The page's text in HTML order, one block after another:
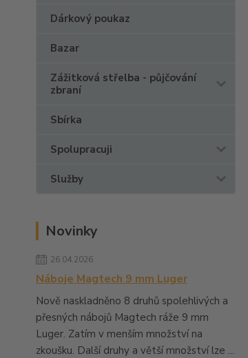
Dárkový poukaz
Bazar
Zážitková střelba - půjčování
zbraní
Sbírka
Spolupracuji
Služby
Novinky
26.04.2026
Náboje Magtech 9 mm Luger
Nově naskladněno 8 druhů spolehlivých a
přesných nábojů Magtech ráže 9 mm
Luger. Zatím v menším množství na
zkoušku. Další druhy a větší množství lze ...